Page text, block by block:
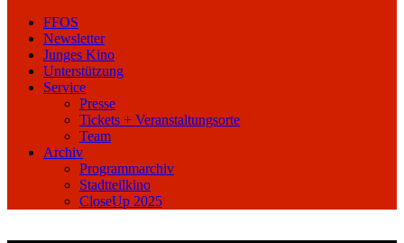
FFOS
Newsletter
Junges Kino
Unterstützung
Service
Presse
Tickets + Veranstaltungsorte
Team
Archiv
Programmarchiv
Stadtteilkino
CloseUp 2025